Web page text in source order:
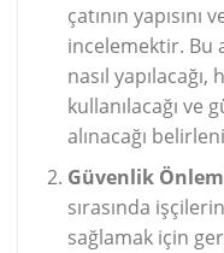
çatının
incelemektir. Bu
nasıl
kullanılacağı ve
alınacağı
Güvenlik
sırasında
sağlamak için